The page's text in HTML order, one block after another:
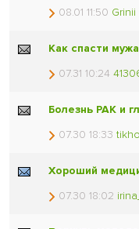
08.01 11:50 Grinii
Как спасти мужа
07.31 10:24
Болезнь РАК и
07.30 18:33
Хороший
07.30 18:02